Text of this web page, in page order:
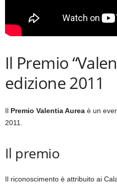
Il Premio
edizione 2011
Il Premio Valentia Aurea è un
2011.
Il premio
Il riconoscimento è attribuito ai